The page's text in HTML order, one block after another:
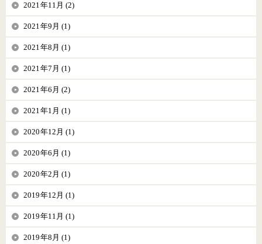
2021年11月 (2)
2021年9月 (1)
2021年8月 (1)
2021年7月 (1)
2021年6月 (2)
2021年1月 (1)
2020年12月 (1)
2020年6月 (1)
2020年2月 (1)
2019年12月 (1)
2019年11月 (1)
2019年8月 (1)